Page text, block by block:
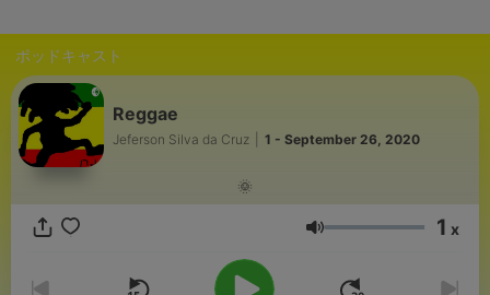
ポッドキャスト
Reggae
Jeferson Silva da Cruz 1 - September 26, 2020
🌞
音量 1 x